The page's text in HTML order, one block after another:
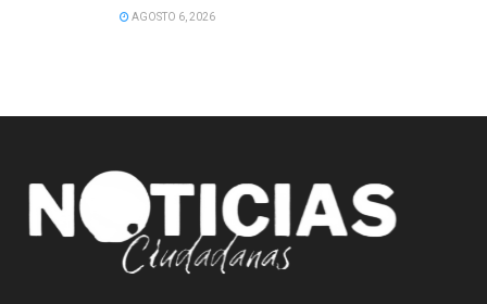
AGOSTO 6, 2026